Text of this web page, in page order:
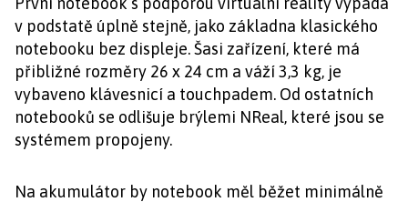
v podstatě úplně stejně, jako základna klasického
notebooku bez displeje. Šasi zařízení, které má
přibližné rozměry 26 x 24 cm a váží 3,3 kg, je
vybaveno klávesnicí a touchpadem. Od ostatních
notebooků se odlišuje brýlemi NReal, které jsou se
systémem propojeny.
Na akumulátor by notebook měl běžet minimálně